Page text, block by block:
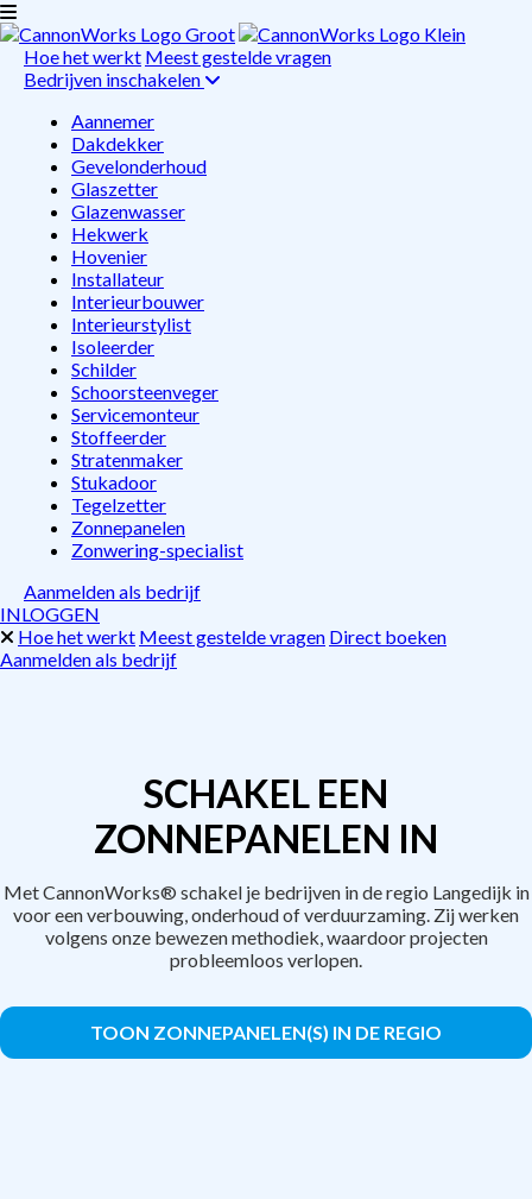
Hoe het werkt Meest gestelde vragen
Bedrijven inschakelen
Aannemer
Dakdekker
Gevelonderhoud
Glaszetter
Glazenwasser
Hekwerk
Hovenier
Installateur
Interieurbouwer
Interieurstylist
Isoleerder
Schilder
Schoorsteenveger
Servicemonteur
Stoffeerder
Stratenmaker
Stukadoor
Tegelzetter
Zonnepanelen
Zonwering-specialist
Aanmelden als bedrijf
INLOGGEN
Hoe het werkt Meest gestelde vragen Direct boeken
Aanmelden als bedrijf
SCHAKEL EEN
ZONNEPANELEN IN
Met CannonWorks® schakel je bedrijven in de regio Langedijk in
voor een verbouwing, onderhoud of verduurzaming. Zij werken
volgens onze bewezen methodiek, waardoor projecten
probleemloos verlopen.
TOON ZONNEPANELEN(S) IN DE REGIO